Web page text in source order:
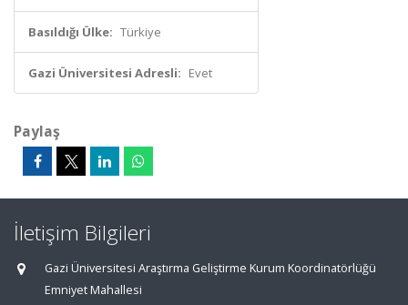
Basıldığı Ülke: Türkiye
Gazi Üniversitesi Adresli: Evet
Paylaş
İletişim Bilgileri
Gazi Üniversitesi Araştırma Geliştirme Kurum Koordinatörlüğü
Emniyet Mahallesi